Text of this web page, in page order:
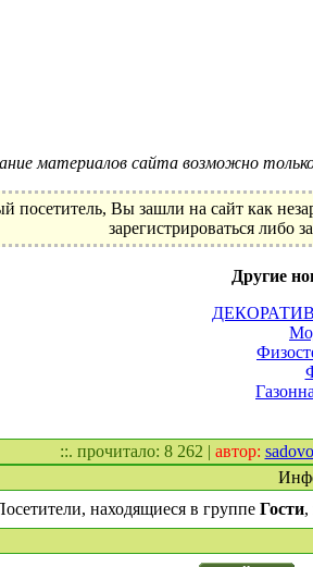
материалов сайта возможно
посетитель, Вы зашли на сайт как
зарегистрироваться либо
Другие
::. прочитало: 8 262 | автор:
находящиеся в группе Гости,